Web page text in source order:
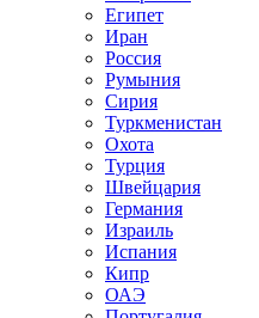
Египет
Иран
Россия
Румыния
Сирия
Туркменистан
Охота
Турция
Швейцария
Германия
Израиль
Испания
Кипр
ОАЭ